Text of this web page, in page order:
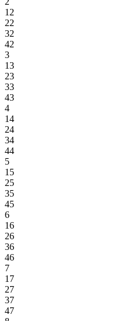
12
22
32
42
3
13
23
33
43
4
14
24
34
44
5
15
25
35
45
6
16
26
36
46
7
17
27
37
47